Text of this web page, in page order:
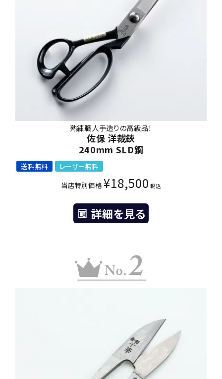
熟練職人手造りの高級品！
佐保 洋裁鋏
240mm SLD鋼
送料無料 レーザー無料
当店特別価格 ¥18,500 税込
詳細を見る